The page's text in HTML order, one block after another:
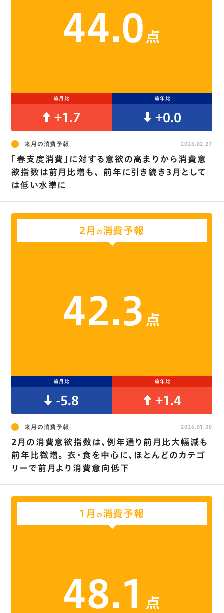
44.0 点
前月比 前年比
+1.7 +0.0
来月の消費予報
｢春支度消費｣に対する意欲の高まりから消費意
欲指数は前月比増も､ 前年に引き続き3月として
は低い水準に
2026.02.27
2月 の消費予報
42.3 点
前月比 前年比
-5.8 +1.4
来月の消費予報
2月の消費意欲指数は､例年通り前月比大幅減も
前年比微増｡ 衣･食を中心に､ほとんどのカテゴ
リーで前月より消費意向低下
2026.01.30
1月 の消費予報
48.1 点